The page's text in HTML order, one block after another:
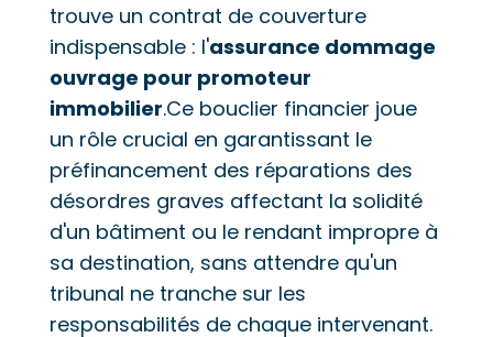
trouve un contrat de couverture
indispensable : l'assurance dommage
ouvrage pour promoteur
immobilier.Ce bouclier financier joue
un rôle crucial en garantissant le
préfinancement des réparations des
désordres graves affectant la solidité
d'un bâtiment ou le rendant impropre à
sa destination, sans attendre qu'un
tribunal ne tranche sur les
responsabilités de chaque intervenant.